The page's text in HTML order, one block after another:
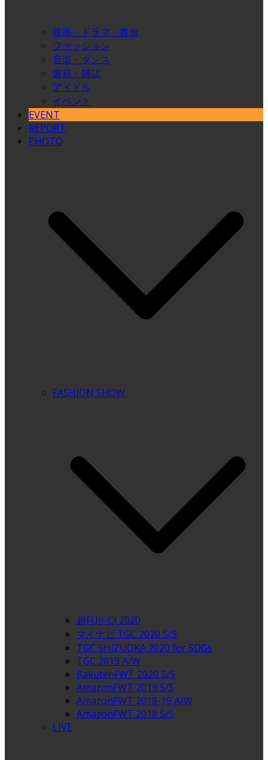
映画・ドラマ・舞台
ファッション
音楽・ダンス
書籍・雑誌
アイドル
イベント
EVENT
REPORT
PHOTO
FASHION SHOW
超FUJI-Q! 2020
マイナビ TGC 2020 S/S
TGC SHIZUOKA 2020 for SDGs
TGC 2019 A/W
RakutenFWT 2020 S/S
AmazonFWT 2019 S/S
AmazonFWT 2018-19 A/W
AmazonFWT 2018 S/S
LIVE